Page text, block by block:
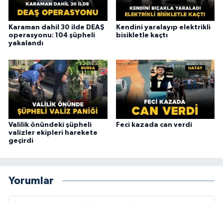
Karaman dahil 30 ilde DEAŞ
operasyonu: 104 şüpheli
yakalandı
Kendini yaralayıp elektrikli
bisikletle kaçtı
Valilik önündeki şüpheli
valizler ekipleri harekete
geçirdi
Feci kazada can verdi
Yorumlar